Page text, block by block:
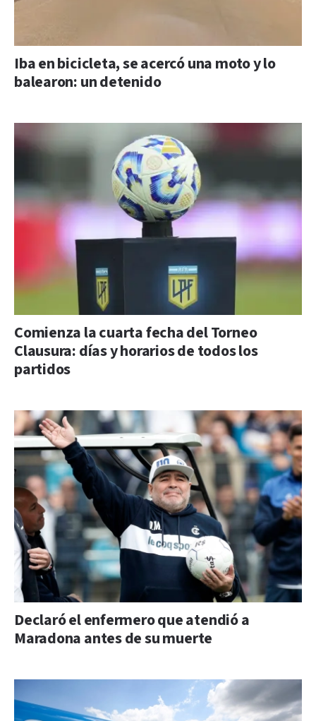
Iba en bicicleta, se acercó una moto y lo
balearon: un detenido
Comienza la cuarta fecha del Torneo
Clausura: días y horarios de todos los
partidos
Declaró el enfermero que atendió a
Maradona antes de su muerte